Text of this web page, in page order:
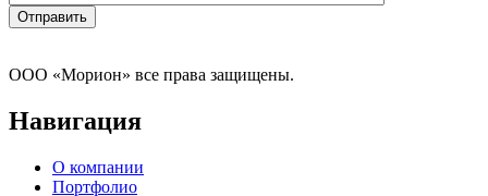
ООО «Морион» все права защищены.
Навигация
О компании
Портфолио